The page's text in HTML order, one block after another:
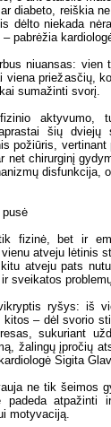
diabeto, reiškia
dėlto niekada
pabrėžia
niuansas:
viena priežasčių,
sumažinti svorį.
aktyvumo,
šių dviejų
požiūris,
net chirurginį
disfunkcija,
pusė
fizinė, bet ir
atveju lėtinis
atveju pats
sveikatos
ryšys: iš
– dėl svorio
sukuriant
žalingų įpročių
Sigita
ne tik šeimos
padeda atpažinti
motyvaciją.